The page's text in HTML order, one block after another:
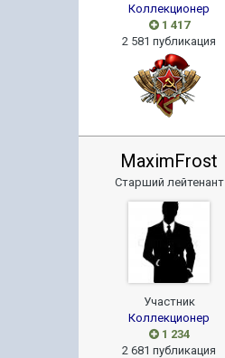
Коллекционер
1 417
2 581 публикация
MaximFrost
Старший лейтенант
Участник
Коллекционер
1 234
2 681 публикация